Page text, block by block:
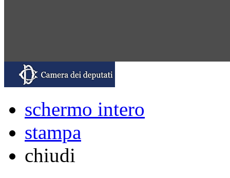
schermo intero
stampa
chiudi